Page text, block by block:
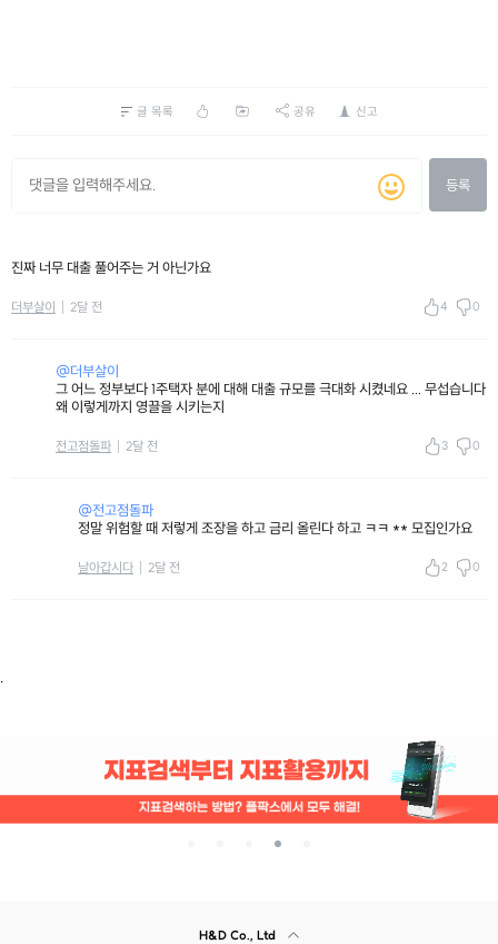
글 목록 공유 신고
등록
진짜 너무 대출 풀어주는 거 아닌가요
더부살이 2달 전 4 0
@더부살이
그 어느 정부보다 1주택자 분에 대해 대출 규모를 극대화 시켰네요 ... 무섭습니다
왜 이렇게까지 영끌을 시키는지
전고점돌파 2달 전 3 0
@전고점돌파
정말 위험할 때 저렇게 조장을 하고 금리 올린다 하고 ㅋㅋ ** 모집인가요
날아갑시다 2달 전 2 0
.
H&D Co., Ltd